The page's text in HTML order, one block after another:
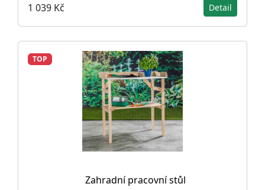
1 039 Kč Detail
TOP
Zahradní pracovní stůl